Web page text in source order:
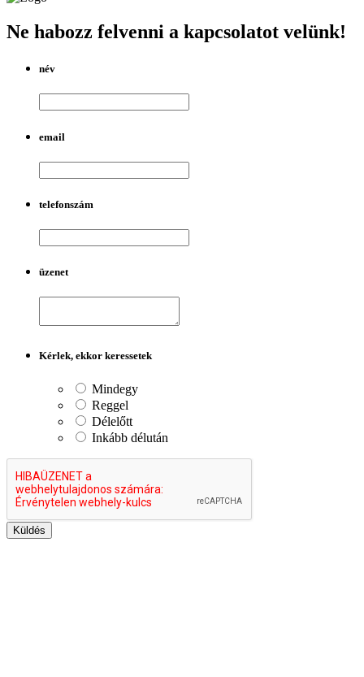
Ne habozz felvenni a kapcsolatot velünk!
név
email
telefonszám
üzenet
Kérlek, ekkor keressetek
Mindegy
Reggel
Délelőtt
Inkább délután